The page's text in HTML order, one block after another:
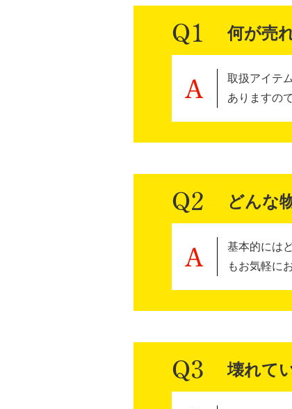
何が売
取扱アイテ
ありますの
どんな
基本的には
もお気軽に
壊れて